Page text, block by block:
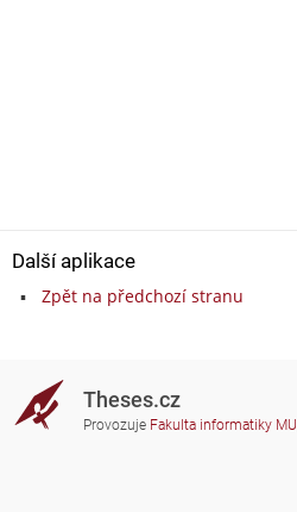
Další aplikace
Zpět na předchozí stranu
Theses.cz
Provozuje Fakulta informatiky MU